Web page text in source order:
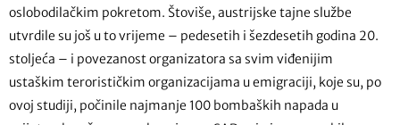
oslobodilačkim pokretom. Štoviše, austrijske tajne službe
utvrdile su još u to vrijeme – pedesetih i šezdesetih godina 20.
stoljeća – i povezanost organizatora sa svim viđenijim
ustaškim terorističkim organizacijama u emigraciji, koje su, po
ovoj studiji, počinile najmanje 100 bombaških napada u